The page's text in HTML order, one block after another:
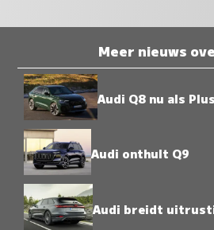
Meer nieuws
Audi Q8 nu als Plus
Audi onthult Q9
Audi breidt